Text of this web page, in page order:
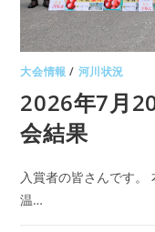
大会情報 / 河川状況
2026年7月
会結果
入賞者の皆さんです
温…